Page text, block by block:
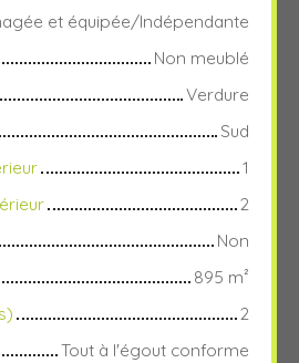
et équipée/Indépendante
Non meublé
Verdure
Sud
1
2
Non
895 m²
2
Tout à l'égout conforme